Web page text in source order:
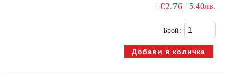
€2.76 5.40лв.
Брой: